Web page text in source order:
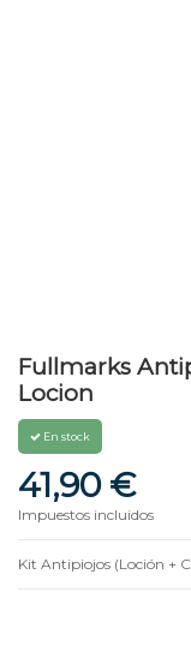
Fullmarks
Locion
En stock
41,90 €
Impuestos incluidos
Kit Antipiojos (Loción +